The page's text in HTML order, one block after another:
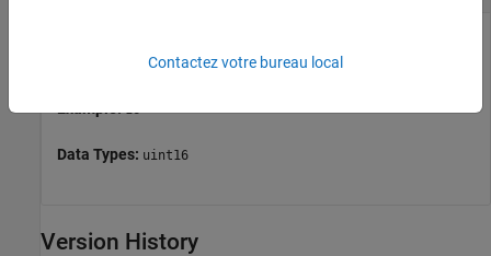
16
Data Types: uint16
Version History
Contactez votre bureau local